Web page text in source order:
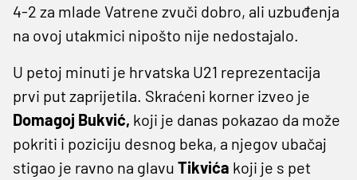
4-2 za mlade Vatrene zvuči dobro, ali uzbuđenja
na ovoj utakmici nipošto nije nedostajalo.
U petoj minuti je hrvatska U21 reprezentacija
prvi put zaprijetila. Skraćeni korner izveo je
Domagoj Bukvić, koji je danas pokazao da može
pokriti i poziciju desnog beka, a njegov ubačaj
stigao je ravno na glavu Tikvića koji je s pet